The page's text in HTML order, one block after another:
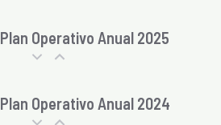
Plan Operativo Anual 2025
Plan Operativo Anual 2024